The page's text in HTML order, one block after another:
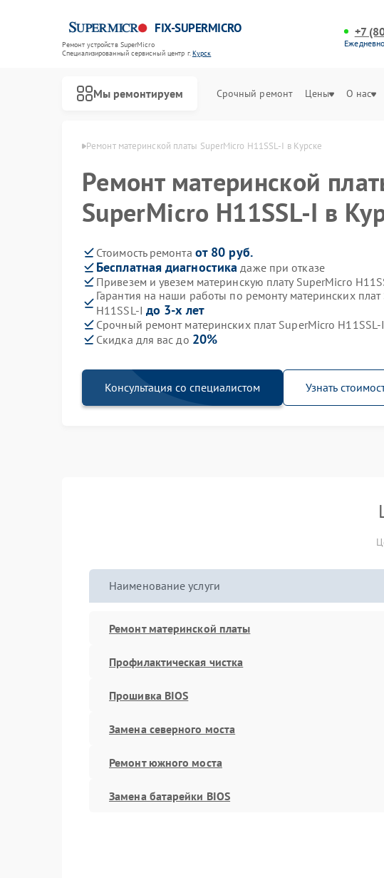
FIX-SUPERMICRO
Ремонт устройств SuperMicro
Специализированный cервисный центр г.Курск
+7
Мы ремонтируем Срочный ремонт Цены О нас
в Курске Ремонт материнской платы SuperMicro H11SSL-I в Курске
Ремонт материнской
SuperMicro H11SSL-I в
Стоимость ремонта от 80 руб.
Бесплатная диагностика даже при отказе
Привезем и увезем материнскую плату SuperMicro
Гарантия на наши работы по ремонту материнских
H11SSL-I до 3-х лет
Срочный ремонт материнских плат SuperMicro H11SSL-
Скидка для вас до 20%
Консультация со специалистом Узнать
Наименование услуги
Ремонт материнской платы
Профилактическая чистка
Прошивка BIOS
Замена северного моста
Ремонт южного моста
Замена батарейки BIOS